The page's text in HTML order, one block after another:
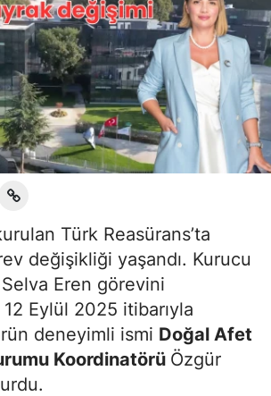
Türk Reasürans’ta
değişikliği yaşandı. Kurucu
Eren görevini
Eylül 2025 itibarıyla
deneyimli ismi Doğal Afet
Koordinatörü Özgür